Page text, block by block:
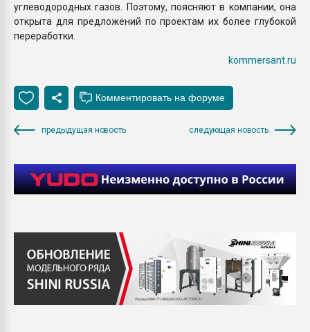
углеводородных газов. Поэтому, поясняют в компании, она
открыта для предложений по проектам их более глубокой
переработки.
kommersant.ru
предыдущая новость следующая новость